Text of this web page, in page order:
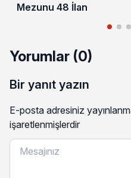
Mezunu 48 İlan
Yorumlar (0)
Bir yanıt yazın
E-posta adresiniz
işaretlenmişlerdir